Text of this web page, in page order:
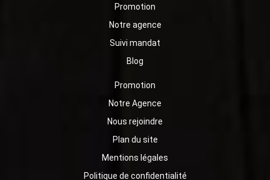
Promotion
Notre agence
Suivi mandat
Blog
Promotion
Notre Agence
Nous rejoindre
Plan du site
Mentions légales
Politique de confidentialité